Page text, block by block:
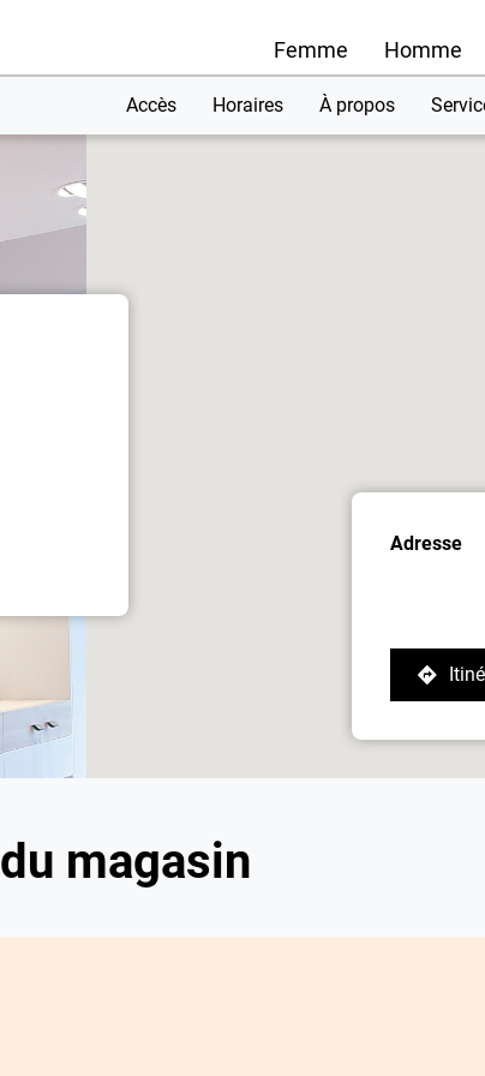
Femme Homme
Accès Horaires À propos
Adresse
du magasin